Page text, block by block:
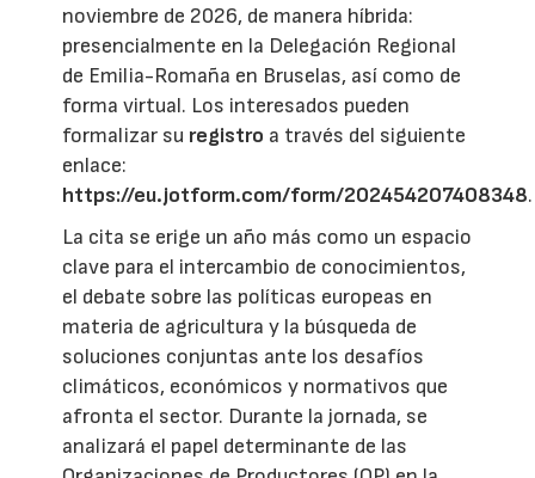
noviembre de 2026, de manera híbrida:
presencialmente en la Delegación Regional
de Emilia-Romaña en Bruselas, así como de
forma virtual. Los interesados pueden
formalizar su registro a través del siguiente
enlace:
https://eu.jotform.com/form/202454207408348.
La cita se erige un año más como un espacio
clave para el intercambio de conocimientos,
el debate sobre las políticas europeas en
materia de agricultura y la búsqueda de
soluciones conjuntas ante los desafíos
climáticos, económicos y normativos que
afronta el sector. Durante la jornada, se
analizará el papel determinante de las